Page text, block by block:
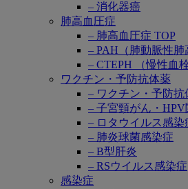
– 消化器癌
肺高血圧症
– 肺高血圧症 TOP
– PAH（肺動脈性肺
– CTEPH （慢性血
ワクチン・予防抗体薬
– ワクチン・予防抗
– 子宮頸がん・HPV
– ロタウイルス感染
– 肺炎球菌感染症
– B型肝炎
– RSウイルス感染症
感染症